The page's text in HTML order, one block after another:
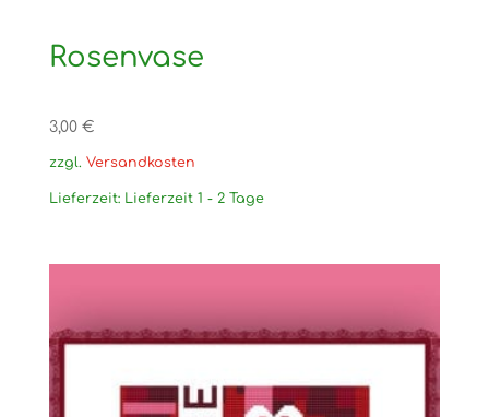
Rosenvase
3,00 €
zzgl. Versandkosten
Lieferzeit: Lieferzeit 1 - 2 Tage